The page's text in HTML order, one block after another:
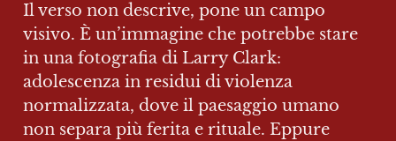
Il verso non descrive, pone un campo
visivo. È un’immagine che potrebbe stare
in una fotografia di Larry Clark:
adolescenza in residui di violenza
normalizzata, dove il paesaggio umano
non separa più ferita e rituale. Eppure